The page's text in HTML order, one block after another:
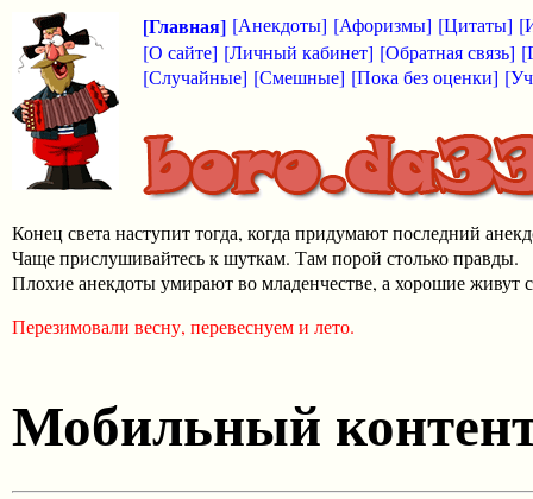
[Главная] [Анекдоты] [Афоризмы] [Цитаты]
[О сайте] [Личный кабинет] [Обратная связь]
[Случайные] [Смешные] [Пока без оценки]
Конец света наступит тогда, когда придумают последний
Чаще прислушивайтесь к шуткам. Там порой столько правды.
Плохие анекдоты умирают во младенчестве, а хорошие живут
Перезимовали весну, перевеснуем и лето.
Мобильный